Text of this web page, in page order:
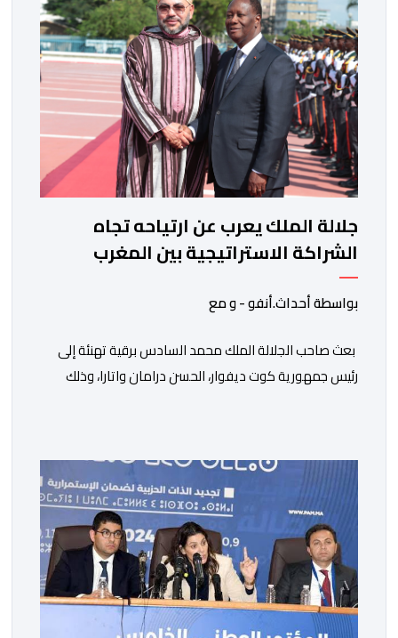
جلالة الملك يعرب عن ارتياحه تجاه
الشراكة الاستراتيجية بين المغرب
والكوت ديفوار
بواسطة أحداث.أنفو - و مع
بعث صاحب الجلالة الملك محمد السادس برقية تهنئة إلى
رئيس جمهورية كوت ديفوار، الحسن درامان واتارا، وذلك
متمنيات جلالته بموصول التقدم والازدهار للشعب الإيفواري.
ومما جاء في برقية جلالة الملك “لقد تمكنت المملكة
المغربية وجمهورية كوت ديفوار، بحكم […]